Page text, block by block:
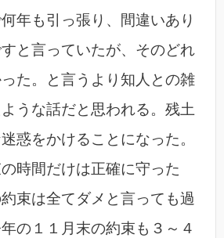
年も引っ張り、間違いあり
と言っていたが、そのどれ
た。と言うより知人との雑
うな話だと思われる。残土
惑をかけることになった。
時間だけは正確に守った
束は全てダメと言っても過
の１１月末の約束も３～４